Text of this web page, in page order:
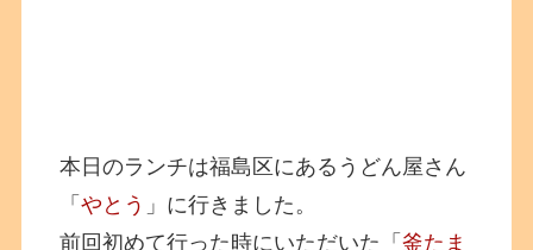
本日のランチは福島区にあるうどん屋さん
「やとう 」に行きました。
前回初めて行った時にいただいた「釜たま